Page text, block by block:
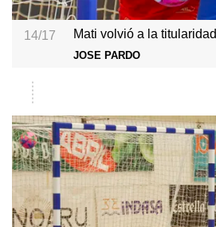
14/17 Mati volvió a la
JOSE PARDO